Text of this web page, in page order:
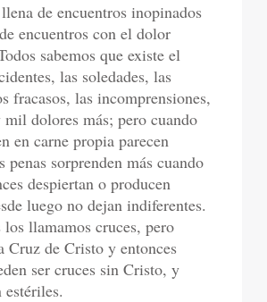
de encuentros inopinados
encuentros con el dolor
sabemos que existe el
las soledades, las
fracasos, las incomprensiones,
mil dolores más; pero cuando
en carne propia parecen
penas sorprenden más cuando
despiertan o producen
luego no dejan indiferentes.
los llamamos cruces, pero
Cruz de Cristo y entonces
ser cruces sin Cristo, y
estériles.